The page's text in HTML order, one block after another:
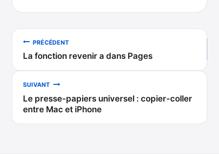
Navigation
de
l’article
PRÉCÉDENT
La fonction revenir a dans Pages
SUIVANT
Le presse-papiers universel : copier-coller
entre Mac et iPhone